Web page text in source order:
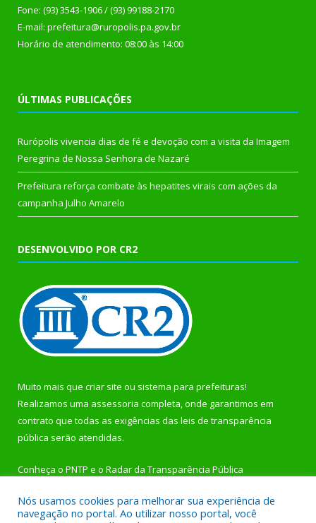
Fone: (93) 3543-1906 / (93) 99188-2170
E-mail: prefeitura@ruropolis.pa.gov.br
Horário de atendimento: 08:00 às 14:00
ÚLTIMAS PUBLICAÇÕES
Rurópolis vivencia dias de fé e devoção com a visita da Imagem
Peregrina de Nossa Senhora de Nazaré
Prefeitura reforça combate às hepatites virais com ações da
campanha Julho Amarelo
DESENVOLVIDO POR CR2
Muito mais que criar site ou sistema para prefeituras!
Realizamos uma assessoria completa, onde garantimos em
contrato que todas as exigências das leis de transparência
pública serão atendidas.
Conheça o PNTP e o Radar da Transparência Pública
Nós usamos cookies para melhorar sua experiência de
navegação no portal. Ao utilizar nosso portal, você